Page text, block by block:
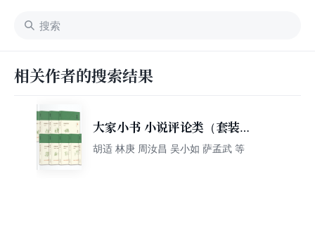
相关作者的搜索结果
大家小书 小说评论类（套装共
10种）（精装）
胡适 林庚 周汝昌 吴小如 萨孟武 等